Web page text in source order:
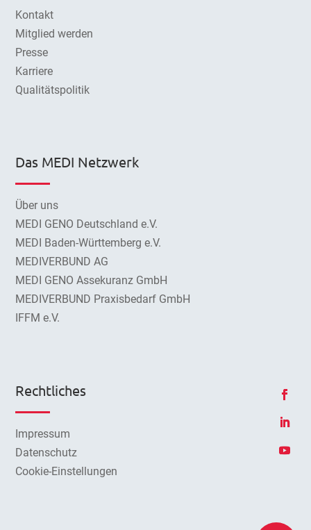
Kontakt
Mitglied werden
Presse
Karriere
Qualitätspolitik
Das MEDI Netzwerk
Über uns
MEDI GENO Deutschland e.V.
MEDI Baden-Württemberg e.V.
MEDIVERBUND AG
MEDI GENO Assekuranz GmbH
MEDIVERBUND Praxisbedarf GmbH
IFFM e.V.
Rechtliches
Impressum
Datenschutz
Cookie-Einstellungen